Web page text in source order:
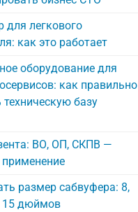
для легкового
как это работает
оборудование для
как правильно
техническую базу
ВО, ОП, СКПВ —
размер сабвуфера: 8,
15 дюймов